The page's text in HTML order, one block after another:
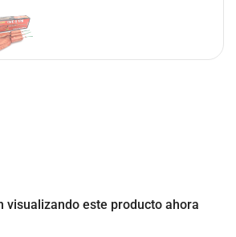
visualizando este producto ahora